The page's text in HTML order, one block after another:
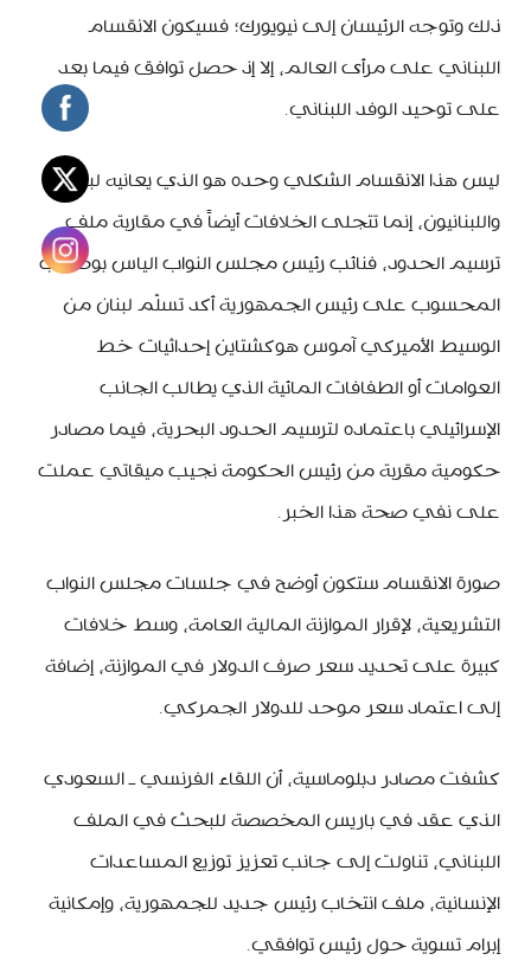
ذلك وتوجه الرئيسان إلى نيويورك؛ فسيكون الانقسام
اللبناني على مرأى العالم، إلا إذ حصل توافق فيما بعد
على توحيد الوفد اللبناني.
ليس هذا الانقسام الشكلي وحده هو الذي يعانيه لبنان
واللبنانيون، إنما تتجلى الخلافات أيضاً في مقاربة ملف
ترسيم الحدود، فنائب رئيس مجلس النواب الياس بوصعب
المحسوب على رئيس الجمهورية أكد تسلّم لبنان من
الوسيط الأميركي آموس هوكشتاين إحداثيات خط
العوامات أو الطفافات المائية الذي يطالب الجانب
الإسرائيلي باعتماده لترسيم الحدود البحرية، فيما مصادر
حكومية مقربة من رئيس الحكومة نجيب ميقاتي عملت
على نفي صحة هذا الخبر.
صورة الانقسام ستكون أوضح في جلسات مجلس النواب
التشريعية، لإقرار الموازنة المالية العامة، وسط خلافات
كبيرة على تحديد سعر صرف الدولار في الموازنة، إضافة
إلى اعتماد سعر موحد للدولار الجمركي.
كشفت مصادر دبلوماسية، أن اللقاء الفرنسي ـ السعودي
الذي عقد في باريس المخصصة للبحث في الملف
اللبناني، تناولت إلى جانب تعزيز توزيع المساعدات
الإنسانية، ملف انتخاب رئيس جديد للجمهورية، وإمكانية
إبرام تسوية حول رئيس توافقي.